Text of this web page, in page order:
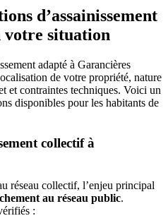
d’assainissement
votre situation
adapté à Garancières
de votre propriété, nature
et contraintes techniques. Voici un
disponibles pour les habitants de
collectif à
réseau collectif, l’enjeu principal
au réseau public.
: